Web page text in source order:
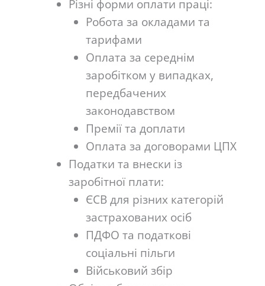
Різні форми оплати праці:
Робота за окладами та
тарифами
Оплата за середнім
заробітком у випадках,
передбачених
законодавством
Премії та доплати
Оплата за договорами ЦПХ
Податки та внески із
заробітної плати:
ЄСВ для різних категорій
застрахованих осіб
ПДФО та податкові
соціальні пільги
Військовий збір